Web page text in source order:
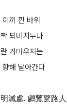
끼 낀 바위
되비치누나
가마우지는
향해 날아간다
滅處. 鸕鶿驚路